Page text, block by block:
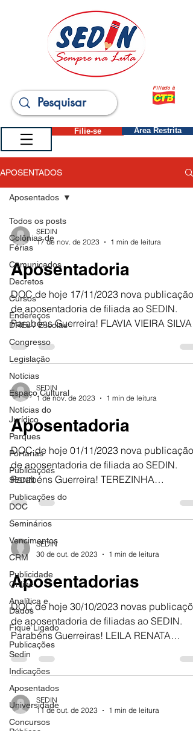
Filiado à
Filie-se Área Restrita
APOSENTADOS
Todos os posts
Colônias de
Férias
Comunicados
Decretos
Cursos
Endereços
DREs / Escolas
Congresso
Legislação
Notícias
Espaço Cultural
Notícias do
Jurídico
Parques
Portarias
Publicações
SEDIN
Publicações do
DOC
Seminários
Vencimentos
CRM
Publicidade
Online
Analítica e
Dados
Fique Ligado
Publicações
Sedin
Indicações
Aposentados
Universidade
Concursos
Aposentados
SEDIN
17 de nov. de 2023
1 min de leitura
Aposentadoria
DOC de hoje 17/11/2023 nova publicação
de aposentadoria de filiada ao SEDIN.
Parabéns Guerreira! FLAVIA VIEIRA SILVA
SEDIN 100% VOCÊ,...
SEDIN
1 de nov. de 2023
1 min de leitura
Aposentadoria
DOC de hoje 01/11/2023 nova publicação
de aposentadoria de filiada ao SEDIN.
Parabéns Guerreira! TEREZINHA
FRANCISCA LOPES DA SILVA SEDIN...
SEDIN
30 de out. de 2023
1 min de leitura
Aposentadorias
DOC de hoje 30/10/2023 novas
de aposentadoria de filiadas ao SEDIN.
Parabéns Guerreiras! LEILA RENATA
CAMPOS SOUZA ROSELI...
SEDIN
11 de out. de 2023
1 min de leitura